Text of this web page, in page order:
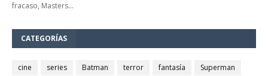
fracaso, Masters…
CATEGORÍAS
cine series Batman terror fantasía
Superman